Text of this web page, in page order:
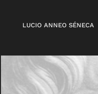
LUCIO ANNEO SÉNECA